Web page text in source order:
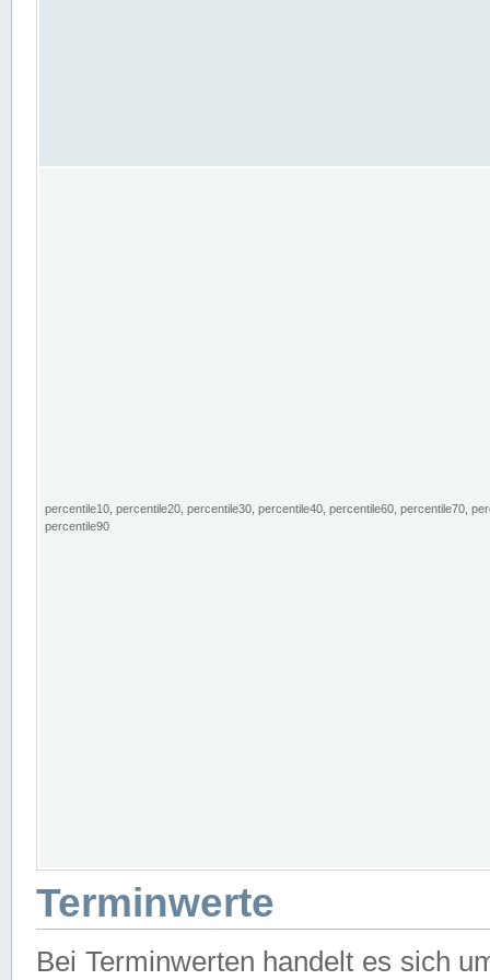
percentile10, percentile20, percentile30, percentile40, percentile60, percentile70,
percentile90
Terminwerte
Bei Terminwerten handelt es sich